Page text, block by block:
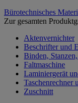
Bürotechnisches
Zur gesamten
Aktenvernichter
Beschrifter und
Binden,
Faltmaschine
Laminiergerät
Taschenrechner
Zuschnitt